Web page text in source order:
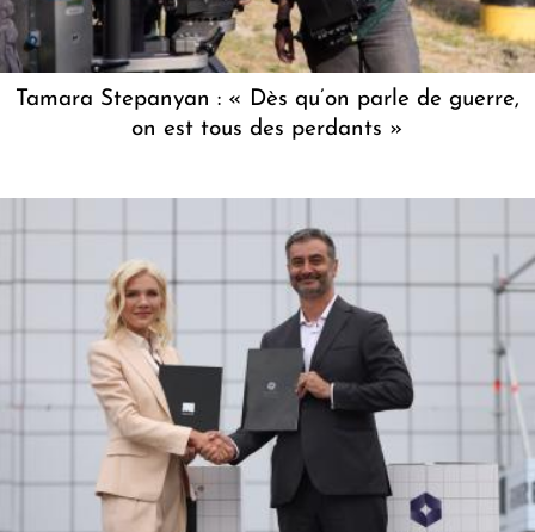
Tamara Stepanyan : « Dès qu’on parle de guerre,
on est tous des perdants »